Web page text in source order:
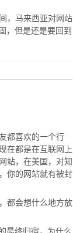
，马来西亚对网站
，但是还是要回到
都喜欢的一个行
在都是在互联网上
站，在美国，对知
你的网站就有被封
都会想什么地方放